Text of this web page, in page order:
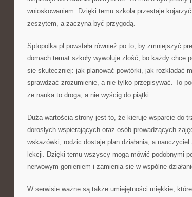
wnioskowaniem. Dzięki temu szkoła przestaje
zeszytem, a zaczyna być przygodą.
Sptopolka.pl powstała również po to, by zmniejszyć
domach temat szkoły wywołuje złość, bo każdy chce
się skuteczniej: jak planować powtórki, jak rozkładać
sprawdzać zrozumienie, a nie tylko przepisywać. To
że nauka to droga, a nie wyścig do piątki.
Dużą wartością strony jest to, że kieruje wsparcie do
dorosłych wspierających oraz osób prowadzących
wskazówki, rodzic dostaje plan działania, a
lekcji. Dzięki temu wszyscy mogą mówić podobnymi
nerwowym gonieniem i zamienia się w wspólne
W serwisie ważne są także umiejętności miękkie,